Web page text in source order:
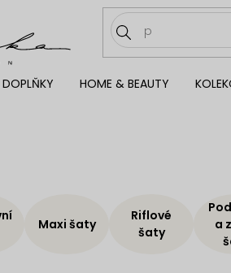
HOME & BEAUTY
Maxi šaty
Riflové
šaty
a